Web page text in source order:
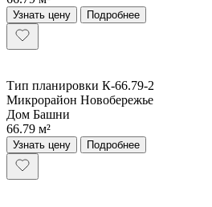
Узнать цену Подробнее
Тип планировки К-66.79-2
Микрорайон Новобережье
Дом Башни
66.79 м²
Узнать цену Подробнее